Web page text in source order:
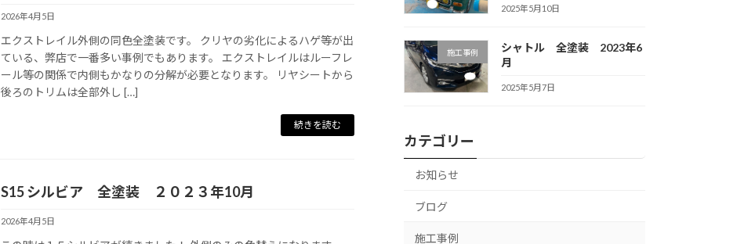
2026年4月5日
エクストレイル外側の同色全塗装です。 クリヤの劣化によるハゲ等が出
ている、弊店で一番多い事例でもあります。 エクストレイルはルーフレ
ール等の関係で内側もかなりの分解が必要となります。 リヤシートから
後ろのトリムは全部外し […]
続きを読む
S15 シルビア 全塗装 ２０２３年10月
2026年4月5日
2025年5月10日
施工事例
シャトル 全塗装 2023年6
月
2025年5月7日
カテゴリー
お知らせ
ブログ
施工事例